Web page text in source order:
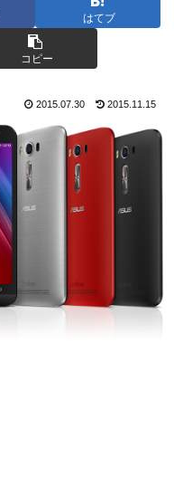
はてブ
コピー
2015.07.30 2015.11.15